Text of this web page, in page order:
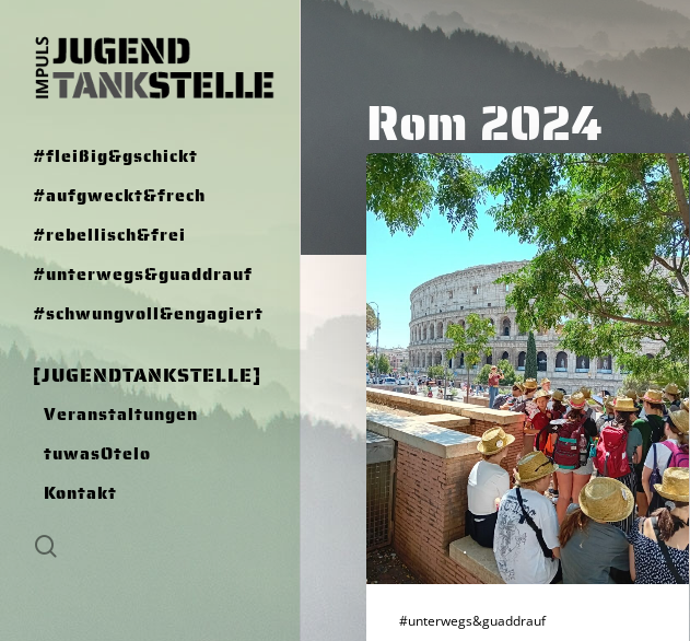
main
content
#fleißig&gschickt
#aufgweckt&frech
#rebellisch&frei
#unterwegs&guaddrauf
#schwungvoll&engagiert
[JUGENDTANKSTELLE]
Veranstaltungen
tuwasOtelo
Kontakt
Hit enter to search or ESC to close
Rom 2024
Ministrant*innen-
Wallfahrt
ROM
2024
#unterwegs&guaddrauf